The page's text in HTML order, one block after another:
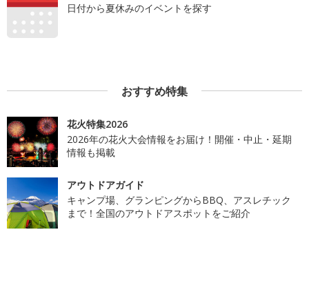
日付から夏休みのイベントを探す
おすすめ特集
花火特集2026
2026年の花火大会情報をお届け！開催・中止・延期
情報も掲載
アウトドアガイド
キャンプ場、グランピングからBBQ、アスレチック
まで！全国のアウトドアスポットをご紹介